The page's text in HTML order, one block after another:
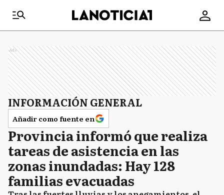
Ads
INFORMACIÓN GENERAL
Añadir como fuente en
Provincia informó que realiza
tareas de asistencia en las
zonas inundadas: Hay 128
familias evacuadas